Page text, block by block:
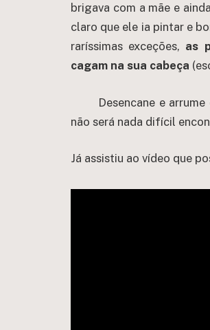
brigava com a mãe e
claro que ele ia pintar e
raríssimas exceções, as
cagam na sua cabeça
Desencane e
não será nada difícil
Já assistiu ao vídeo que